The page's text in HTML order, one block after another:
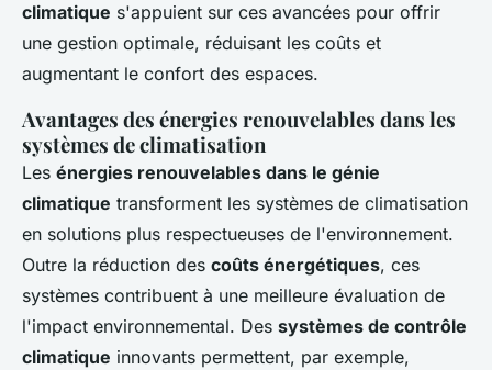
climatique s'appuient sur ces avancées pour offrir
une gestion optimale, réduisant les coûts et
augmentant le confort des espaces.
Avantages des énergies renouvelables dans les
systèmes de climatisation
Les énergies renouvelables dans le génie
climatique transforment les systèmes de climatisation
en solutions plus respectueuses de l'environnement.
Outre la réduction des coûts énergétiques, ces
systèmes contribuent à une meilleure évaluation de
l'impact environnemental. Des systèmes de contrôle
climatique innovants permettent, par exemple,